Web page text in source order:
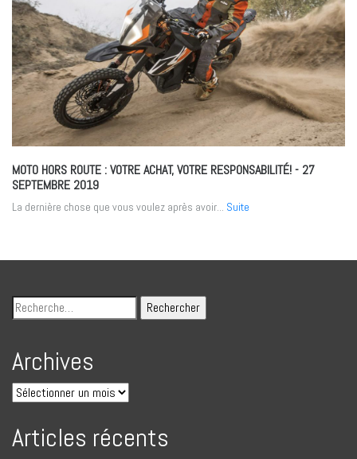
MOTO HORS ROUTE : VOTRE ACHAT, VOTRE RESPONSABILITÉ!- 27
SEPTEMBRE 2019
La dernière chose que vous voulez après avoir... Suite
Archives
Articles récents